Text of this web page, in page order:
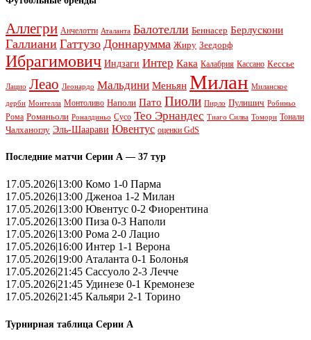
Аллегри Анчелотти Аталанта Балотелли Беннасер Берлускони
Галлиани Гаттузо Доннарумма Жиру Зеедорф
Ибрагимович Индзаги Интер Кака Калабрия Кассано Кессье
Лацио Леао Леонардо Мальдини Меньян Милан Миланское
дерби Монтелла Монтоливо Наполи Пато Пиоли Пирло Пулишич Робиньо
Рома Романьоли Роналдиньо Сусо Тео Эрнандес Тиаго Силва Томори Тонали
Чалханоглу Эль-Шаарави Ювентус оценки GdS
Последние матчи Серии А — 37 тур
17.05.2026|13:00 Комо 1-0 Парма
17.05.2026|13:00 Дженоа 1-2 Милан
17.05.2026|13:00 Ювентус 0-2 Фиорентина
17.05.2026|13:00 Пиза 0-3 Наполи
17.05.2026|13:00 Рома 2-0 Лацио
17.05.2026|16:00 Интер 1-1 Верона
17.05.2026|19:00 Аталанта 0-1 Болонья
17.05.2026|21:45 Сассуоло 2-3 Лечче
17.05.2026|21:45 Удинезе 0-1 Кремонезе
17.05.2026|21:45 Кальяри 2-1 Торино
Турнирная таблица Серии А